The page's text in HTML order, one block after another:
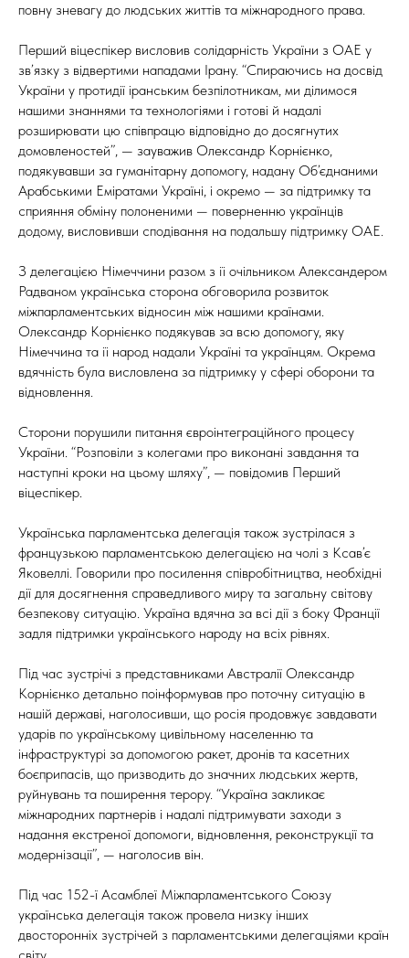
повну зневагу до людських життів та міжнародного права.
Перший віцеспікер висловив солідарність України з ОАЕ у
зв’язку з відвертими нападами Ірану. “Спираючись на досвід
України у протидії іранським безпілотникам, ми ділимося
нашими знаннями та технологіями і готові й надалі
розширювати цю співпрацю відповідно до досягнутих
домовленостей”, — зауважив Олександр Корнієнко,
подякувавши за гуманітарну допомогу, надану Об’єднаними
Арабськими Еміратами Україні, і окремо — за підтримку та
сприяння обміну полоненими — поверненню українців
додому, висловивши сподівання на подальшу підтримку ОАЕ.
З делегацією Німеччини разом з її очільником Александером
Радваном українська сторона обговорила розвиток
міжпарламентських відносин між нашими країнами.
Олександр Корнієнко подякував за всю допомогу, яку
Німеччина та її народ надали Україні та українцям. Окрема
вдячність була висловлена за підтримку у сфері оборони та
відновлення.
Сторони порушили питання євроінтеграційного процесу
України. “Розповіли з колегами про виконані завдання та
наступні кроки на цьому шляху”, — повідомив Перший
віцеспікер.
Українська парламентська делегація також зустрілася з
французькою парламентською делегацією на чолі з Ксав’є
Яковеллі. Говорили про посилення співробітництва, необхідні
дії для досягнення справедливого миру та загальну світову
безпекову ситуацію. Україна вдячна за всі дії з боку Франції
задля підтримки українського народу на всіх рівнях.
Під час зустрічі з представниками Австралії Олександр
Корнієнко детально поінформував про поточну ситуацію в
нашій державі, наголосивши, що росія продовжує завдавати
ударів по українському цивільному населенню та
інфраструктурі за допомогою ракет, дронів та касетних
боєприпасів, що призводить до значних людських жертв,
руйнувань та поширення терору. “Україна закликає
міжнародних партнерів і надалі підтримувати заходи з
надання екстреної допомоги, відновлення, реконструкції та
модернізації”, — наголосив він.
Під час 152-ї Асамблеї Міжпарламентського Союзу
українська делегація також провела низку інших
двосторонніх зустрічей з парламентськими делегаціями країн